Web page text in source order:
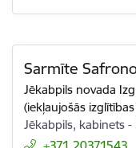
Sarmīte
Jēkabpils novada
(iekļaujošās
Jēkabpils, kabinets -